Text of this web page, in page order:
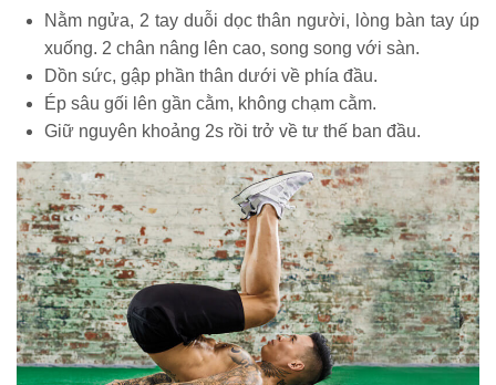
Nằm ngửa, 2 tay duỗi dọc thân người, lòng bàn tay úp
xuống. 2 chân nâng lên cao, song song với sàn.
Dồn sức, gập phần thân dưới về phía đầu.
Ép sâu gối lên gần cằm, không chạm cằm.
Giữ nguyên khoảng 2s rồi trở về tư thế ban đầu.